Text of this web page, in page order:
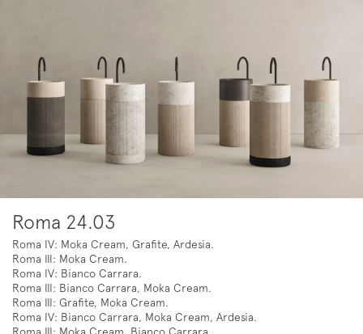
Roma 24.03
Roma IV: Moka Cream, Grafite, Ardesia.
Roma III: Moka Cream.
Roma IV: Bianco Carrara.
Roma III: Bianco Carrara, Moka Cream.
Roma III: Grafite, Moka Cream.
Roma IV: Bianco Carrara, Moka Cream, Ardesia.
Roma III: Moka Cream, Bianco Carrara.